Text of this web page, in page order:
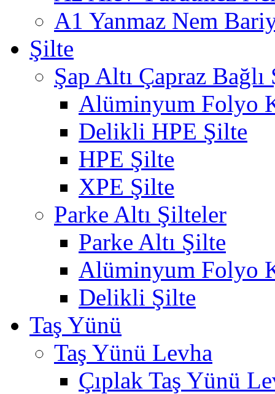
A1 Yanmaz Nem
Şilte
Şap Altı Çapraz
Alüminyum Folyo
Delikli HPE Şilte
HPE Şilte
XPE Şilte
Parke Altı Şilteler
Parke Altı Şilte
Alüminyum Folyo
Delikli Şilte
Taş Yünü
Taş Yünü Levha
Çıplak Taş Yünü